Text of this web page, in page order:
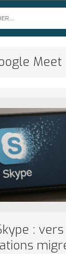
Meet
: